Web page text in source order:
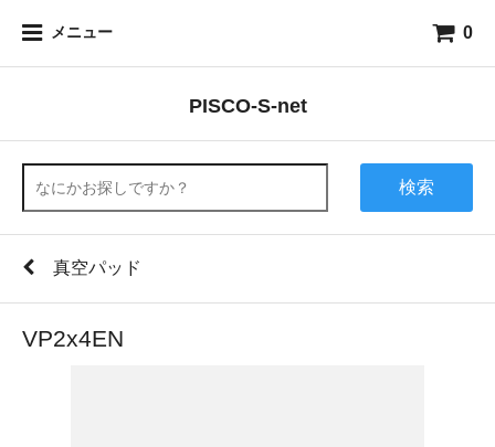
メニュー 0
PISCO-S-net
検索
真空パッド
VP2x4EN